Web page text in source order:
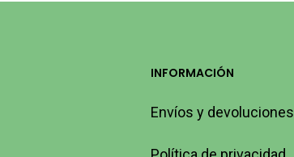
INFORMACIÓN
Envíos y devoluciones